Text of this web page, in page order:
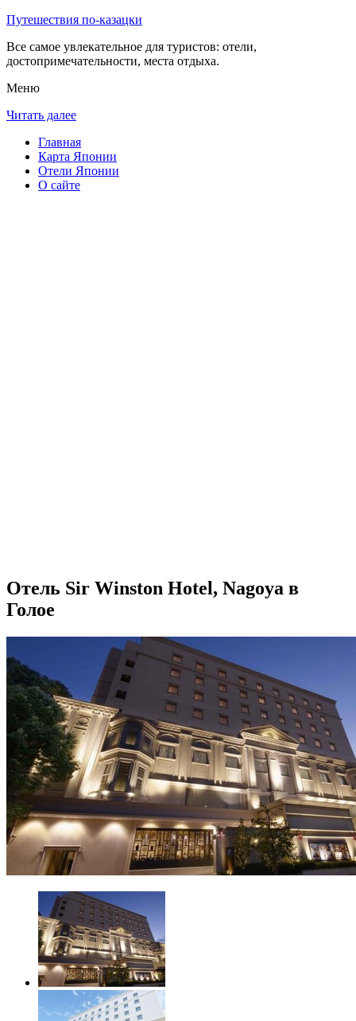
Путешествия по-казацки
Все самое увлекательное для туристов: отели,
достопримечательности, места отдыха.
Меню
Читать далее
Главная
Карта Японии
Отели Японии
О сайте
Отель Sir Winston Hotel, Nagoya в
Голое